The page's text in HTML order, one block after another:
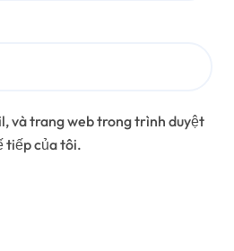
và trang web trong trình duyệt
tiếp của tôi.